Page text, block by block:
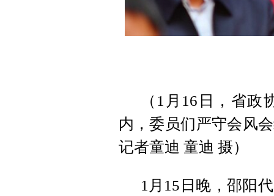
（1月16日，省
内，委员们严守会风
记者童迪 童迪 摄）
1月15日晚，邵阳